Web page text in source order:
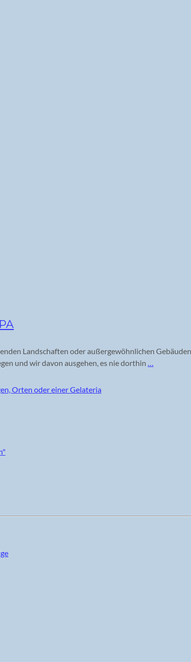
Landschaften oder außergewöhnlichen
und wir davon ausgehen, es nie dorthin